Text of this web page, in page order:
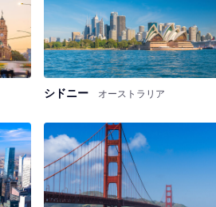
シドニー オーストラリア